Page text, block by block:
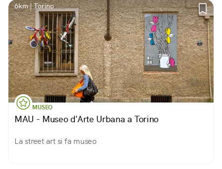
6km | Torino
MUSEO
MAU - Museo d'Arte Urbana a Torino
La street art si fa museo